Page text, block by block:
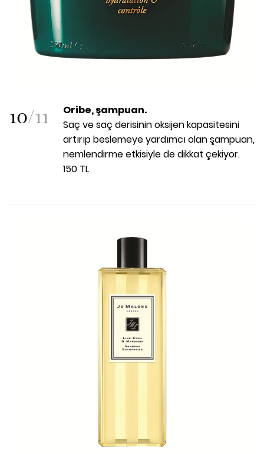
10/11
Oribe, şampuan.
Saç ve saç derisinin oksijen kapasitesini
artırıp beslemeye yardımcı olan şampuan,
nemlendirme etkisiyle de dikkat çekiyor.
150 TL